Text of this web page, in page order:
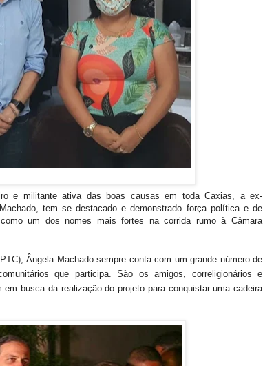
e militante ativa das boas causas em toda Caxias, a ex-
tem se destacado e demonstrado força política e de
um dos nomes mais fortes na corrida rumo à Câmara
Ângela Machado sempre conta com um grande número de
que participa. São os amigos, correligionários e
busca da realização do projeto para conquistar uma cadeira